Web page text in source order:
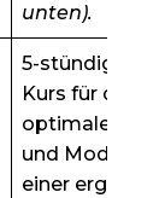
unten).
5-stündiger
Kurs für das
optimale
und
einer